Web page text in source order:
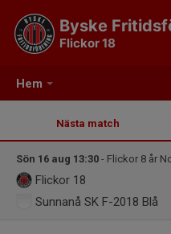
Hem
Byske
Flickor 18
Nästa match
Sön 16 aug 13:30 - Flickor 8 år
Flickor 18
Sunnanå SK F-2018 Blå